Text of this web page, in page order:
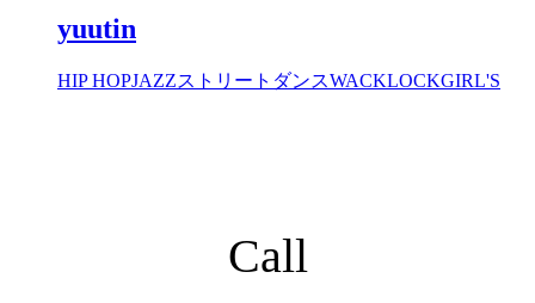
yuutin
HIP HOPJAZZストリートダンスWACKLOCKGIRL'S
Call